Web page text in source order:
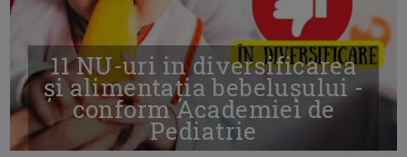
11 NU-uri in diversificarea
și alimentația bebelușului -
conform Academiei de
Pediatrie